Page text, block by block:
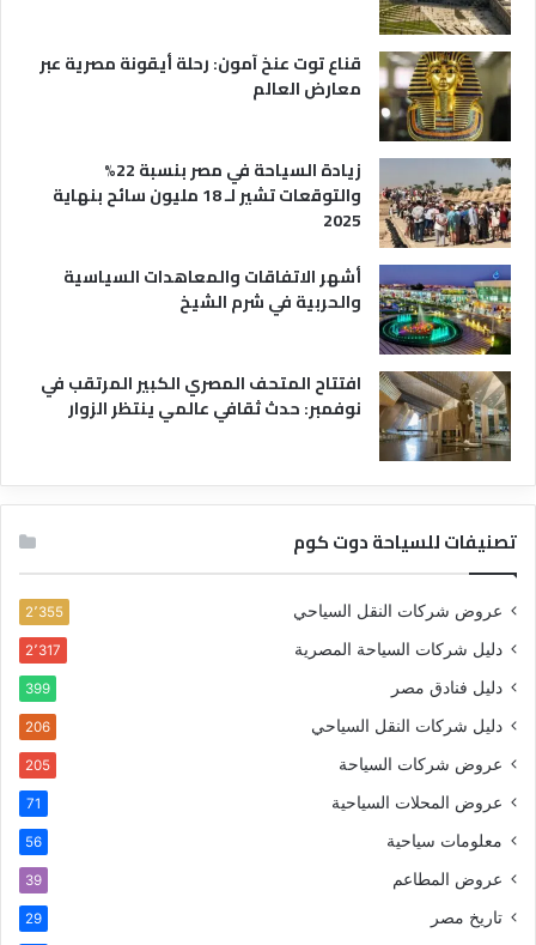
ح
ي
قناع توت عنخ آمون: رحلة أيقونة مصرية عبر
معارض العالم
زيادة السياحة في مصر بنسبة 22%
والتوقعات تشير لـ 18 مليون سائح بنهاية
2025
أشهر الاتفاقات والمعاهدات السياسية
والحربية في شرم الشيخ
افتتاح المتحف المصري الكبير المرتقب في
نوفمبر: حدث ثقافي عالمي ينتظر الزوار
تصنيفات للسياحة دوت كوم
عروض شركات النقل السياحي 2٬355
دليل شركات السياحة المصرية 2٬317
دليل فنادق مصر 399
دليل شركات النقل السياحي 206
عروض شركات السياحة 205
عروض المحلات السياحية 71
معلومات سياحية 56
عروض المطاعم 39
تاريخ مصر 29